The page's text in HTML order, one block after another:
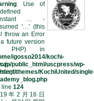
: Use of
… -
'…' (this
throw an Error
future version
PHP) in
igosso2014/kochi-
public_html/uscpress/wp-
themes/KochiUnited/
line 124
年2月16日